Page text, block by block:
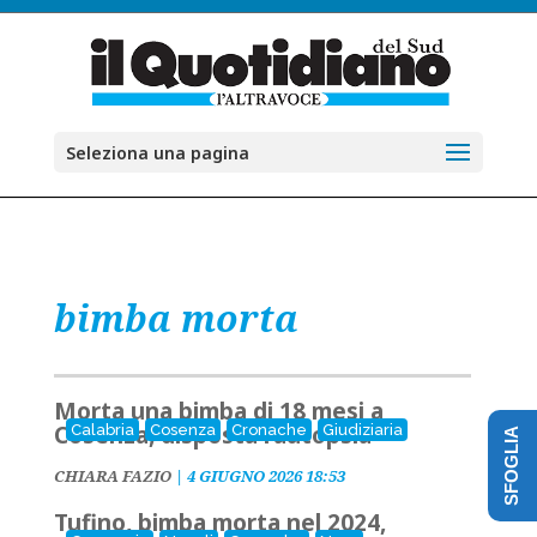
Seleziona una pagina
bimba morta
Calabria Cosenza Cronache Giudiziaria
Morta una bimba di 18 mesi a
Cosenza, disposta l’autopsia
CHIARA FAZIO| 4 GIUGNO 2026 18:53
Tufino, bimba morta nel 2024,
SFOGLIA